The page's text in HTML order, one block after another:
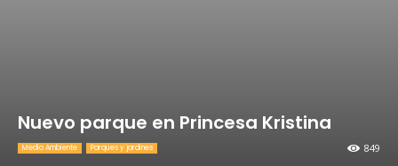
Nuevo parque en Princesa Kristina
849
Medio Ambiente Parques y jardines